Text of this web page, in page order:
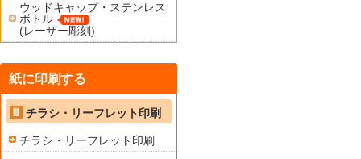
ウッドキャップ・ステンレス
ボトル
(レーザー彫刻)
紙に印刷する
チラシ・リーフレット印刷
チラシ・リーフレット印刷